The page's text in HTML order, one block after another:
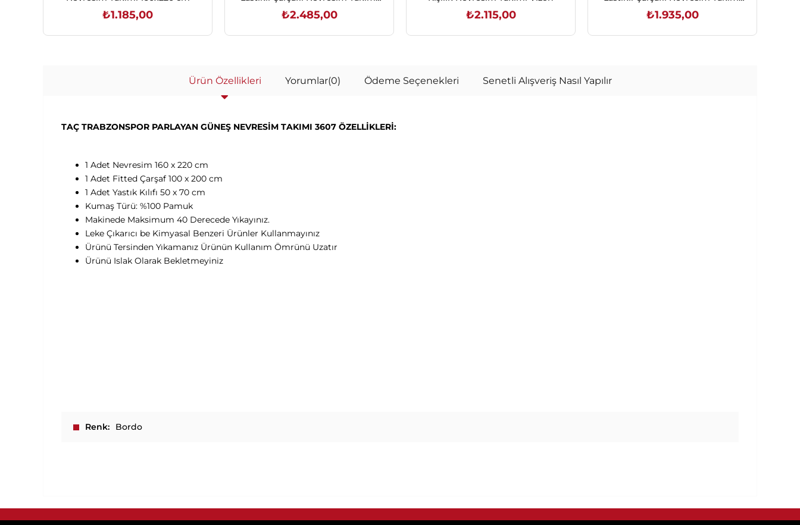
₺1.185,00
Moil Bej
₺2.485,00 ₺2.115,00
Maro Gül Kurusu
₺1.935,00
Ürün Özellikleri Yorumlar(0) Ödeme Seçenekleri Senetli Alışveriş Nasıl Yapılır
TAÇ TRABZONSPOR PARLAYAN GÜNEŞ NEVRESİM TAKIMI 3607 ÖZELLİKLERİ:
1 Adet Nevresim 160 x 220 cm
1 Adet Fitted Çarşaf 100 x 200 cm
1 Adet Yastık Kılıfı 50 x 70 cm
Kumaş Türü: %100 Pamuk
Makinede Maksimum 40 Derecede Yıkayınız.
Leke Çıkarıcı be Kimyasal Benzeri Ürünler Kullanmayınız
Ürünü Tersinden Yıkamanız Ürünün Kullanım Ömrünü Uzatır
Ürünü Islak Olarak Bekletmeyiniz
Renk Bordo